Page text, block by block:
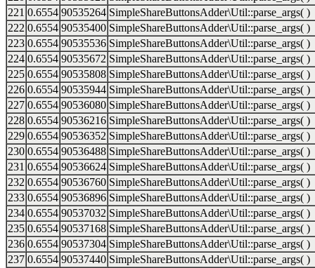
221 0.6554 90535264 SimpleShareButtonsAdder\Util::parse_args( )
222 0.6554 90535400 SimpleShareButtonsAdder\Util::parse_args( )
223 0.6554 90535536 SimpleShareButtonsAdder\Util::parse_args( )
224 0.6554 90535672 SimpleShareButtonsAdder\Util::parse_args( )
225 0.6554 90535808 SimpleShareButtonsAdder\Util::parse_args( )
226 0.6554 90535944 SimpleShareButtonsAdder\Util::parse_args( )
227 0.6554 90536080 SimpleShareButtonsAdder\Util::parse_args( )
228 0.6554 90536216 SimpleShareButtonsAdder\Util::parse_args( )
229 0.6554 90536352 SimpleShareButtonsAdder\Util::parse_args( )
230 0.6554 90536488 SimpleShareButtonsAdder\Util::parse_args( )
231 0.6554 90536624 SimpleShareButtonsAdder\Util::parse_args( )
232 0.6554 90536760 SimpleShareButtonsAdder\Util::parse_args( )
233 0.6554 90536896 SimpleShareButtonsAdder\Util::parse_args( )
234 0.6554 90537032 SimpleShareButtonsAdder\Util::parse_args( )
235 0.6554 90537168 SimpleShareButtonsAdder\Util::parse_args( )
236 0.6554 90537304 SimpleShareButtonsAdder\Util::parse_args( )
237 0.6554 90537440 SimpleShareButtonsAdder\Util::parse_args( )